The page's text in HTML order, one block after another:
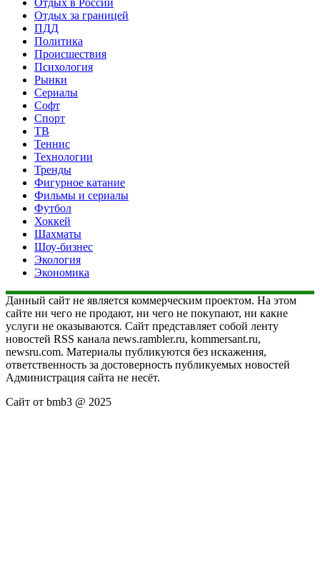
Отдых за границей
ПДД
Политика
Происшествия
Психология
Рынки
Сериалы
Софт
Спорт
ТВ
Теннис
Технологии
Тренды
Фигурное катание
Фильмы и сериалы
Футбол
Хоккей
Шахматы
Шоу-бизнес
Экология
Экономика
Данный сайт не является коммерческим проектом. На этом
сайте ни чего не продают, ни чего не покупают, ни какие
услуги не оказываются. Сайт представляет собой ленту
новостей RSS канала news.rambler.ru, kommersant.ru,
newsru.com. Материалы публикуются без искажения,
ответственность за достоверность публикуемых новостей
Администрация сайта не несёт.
Сайт от bmb3 @ 2025